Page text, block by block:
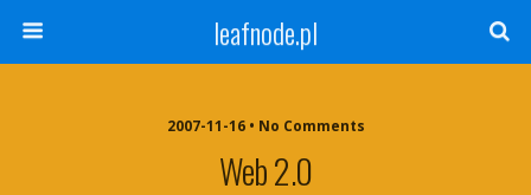
leafnode.pl
2007-11-16 • No Comments
Web 2.0